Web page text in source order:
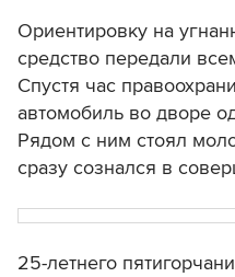
Ориентировку на
средство передали
Спустя час
автомобиль во дворе
Рядом с ним стоял
сразу сознался в
25-летнего